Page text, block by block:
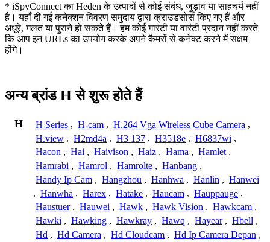
* iSpyConnect का Heden के उत्पादों से कोई संबंध, जुड़ाव या साहचर्य नहीं
है। यहाँ दी गई कनेक्शन विवरण समुदाय द्वारा क्राउडसोर्स किए गए हैं और
अधूरे, गलत या पुराने हो सकते हैं। हम कोई गारंटी या वारंटी प्रदान नहीं करते
कि आप इन URLs का उपयोग करके अपने कैमरों से कनेक्ट करने में सक्षम
होंगे।
अन्य ब्रांड H से शुरू होते हैं
H H Series , H-cam , H.264 Vga Wireless Cube Camera ,
H.view , H2md4a , H3 137 , H3518e , H6837wi ,
Hacon , Hai , Haivison , Haiz , Hama , Hamlet ,
Hamrabi , Hamrol , Hamrolte , Hanbang ,
Handy Ip Cam , Hangzhou , Hanhwa , Hanlin , Hanwei
, Hanwha , Harex , Hatake , Haucam , Hauppauge ,
Haustuer , Hauwei , Hawk , Hawk Vision , Hawkcam ,
Hawki , Hawking , Hawkray , Hawq , Hayear , Hbell ,
Hd , Hd Camera , Hd Cloudcam , Hd Ip Camera Depan ,